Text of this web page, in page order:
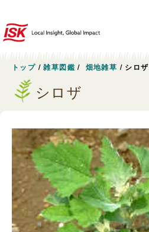
トップ /雑草図鑑 / 畑地雑草 / シロザ
シロザ